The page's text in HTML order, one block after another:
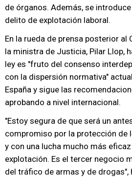
de órganos. Además, se
delito de explotación laboral.
En la rueda de prensa posterior al
la ministra de Justicia, Pilar Llop,
ley es "fruto del consenso
con la dispersión normativa"
España y sigue las
aprobando a nivel internacional.
"Estoy segura de que será un
compromiso por la protección de
y con una lucha mucho más
explotación. Es el tercer negocio
del tráfico de armas y de drogas",